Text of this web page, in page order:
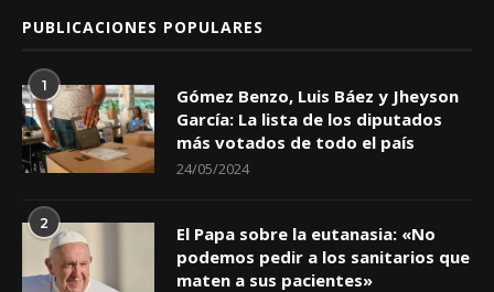
PUBLICACIONES POPULARES
1
Gómez Benzo, Luis Báez y Jheyson
García: La lista de los diputados
más votados de todo el país
24/05/2024
2
El Papa sobre la eutanasia: «No
podemos pedir a los sanitarios que
maten a sus pacientes»